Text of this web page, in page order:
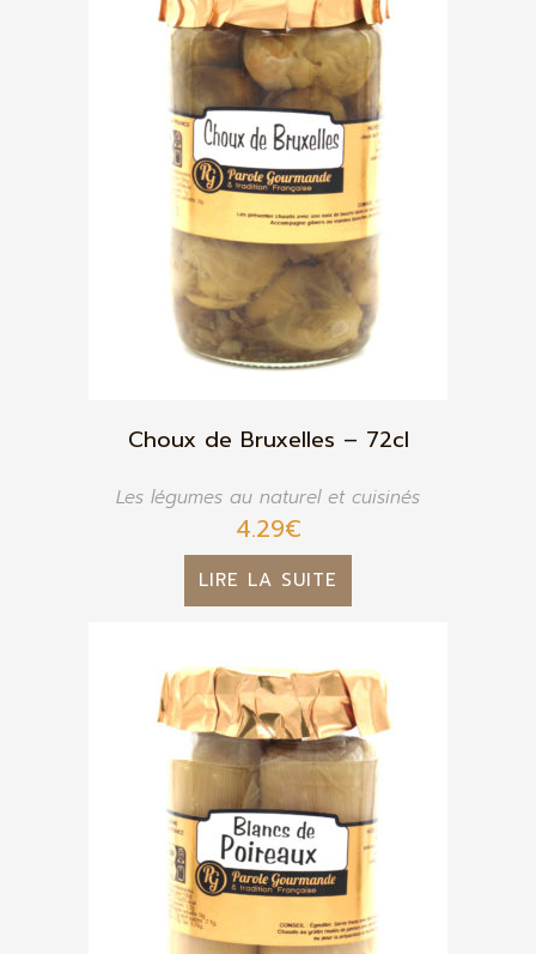
Choux de Bruxelles – 72cl
Les légumes au naturel et cuisinés
4.29€
LIRE LA SUITE